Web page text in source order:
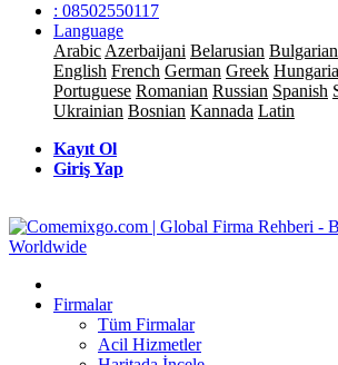
: 08502550117
Language
Arabic Azerbaijani Belarusian Bulgarian
English French German Greek
Portuguese Romanian Russian Spanish
Ukrainian Bosnian Kannada Latin
Kayıt Ol
Giriş Yap
Firmalar
Tüm Firmalar
Acil Hizmetler